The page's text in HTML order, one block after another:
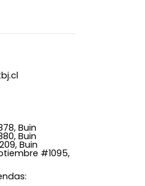
Buin
Buin
Buin
#1095,